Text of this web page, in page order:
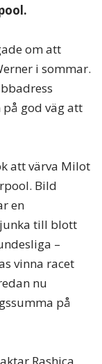
om att
i sommar.
god väg att
att värva Milot
Bild
en
till blott
–
vinna racet
nu
på